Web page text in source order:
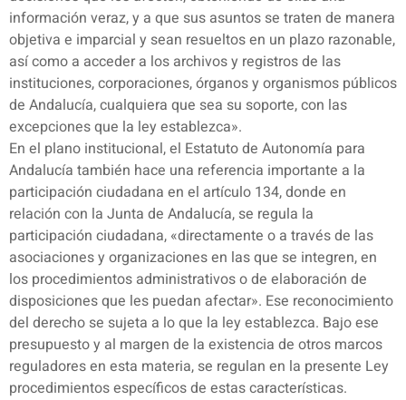
información veraz, y a que sus asuntos se traten de manera
objetiva e imparcial y sean resueltos en un plazo razonable,
así como a acceder a los archivos y registros de las
instituciones, corporaciones, órganos y organismos públicos
de Andalucía, cualquiera que sea su soporte, con las
excepciones que la ley establezca».
En el plano institucional, el Estatuto de Autonomía para
Andalucía también hace una referencia importante a la
participación ciudadana en el artículo 134, donde en
relación con la Junta de Andalucía, se regula la
participación ciudadana, «directamente o a través de las
asociaciones y organizaciones en las que se integren, en
los procedimientos administrativos o de elaboración de
disposiciones que les puedan afectar». Ese reconocimiento
del derecho se sujeta a lo que la ley establezca. Bajo ese
presupuesto y al margen de la existencia de otros marcos
reguladores en esta materia, se regulan en la presente Ley
procedimientos específicos de estas características.